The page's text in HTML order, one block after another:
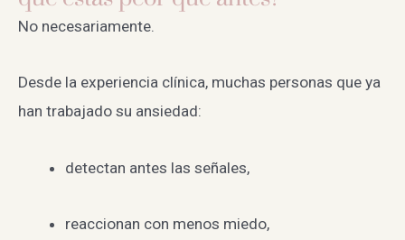
No necesariamente.
Desde la experiencia clínica, muchas personas que ya
han trabajado su ansiedad:
detectan antes las señales,
reaccionan con menos miedo,